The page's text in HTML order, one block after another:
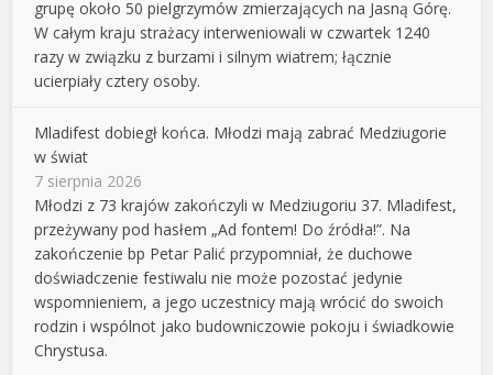
grupę około 50 pielgrzymów zmierzających na Jasną Górę.
W całym kraju strażacy interweniowali w czwartek 1240
razy w związku z burzami i silnym wiatrem; łącznie
ucierpiały cztery osoby.
Mladifest dobiegł końca. Młodzi mają zabrać Medziugorie
w świat
7 sierpnia 2026
Młodzi z 73 krajów zakończyli w Medziugoriu 37. Mladifest,
przeżywany pod hasłem „Ad fontem! Do źródła!”. Na
zakończenie bp Petar Palić przypomniał, że duchowe
doświadczenie festiwalu nie może pozostać jedynie
wspomnieniem, a jego uczestnicy mają wrócić do swoich
rodzin i wspólnot jako budowniczowie pokoju i świadkowie
Chrystusa.